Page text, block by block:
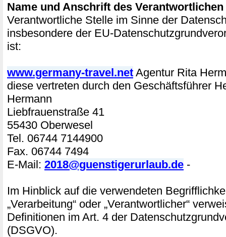
Name und Anschrift des Verantwortlichen
Verantwortliche Stelle im Sinne der
insbesondere der EU-
ist:
www.germany-travel.net Agentur Rita
diese vertreten durch den Geschäftsführer
Hermann
Liebfrauenstraße 41
55430 Oberwesel
Tel. 06744 7144900
Fax. 06744 7494
E-Mail: 2018@guenstigerurlaub.de -
Im Hinblick auf die verwendeten
„Verarbeitung“ oder „Verantwortlicher“
Definitionen im Art. 4 der
(DSGVO).